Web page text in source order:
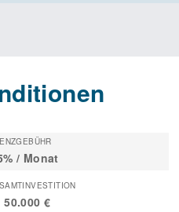
/ Monat
50.000 €